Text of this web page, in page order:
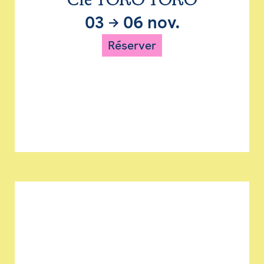
03 → 06 nov.
Réserver